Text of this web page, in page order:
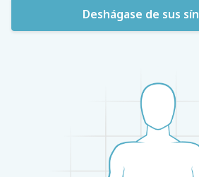
Deshágase de sus